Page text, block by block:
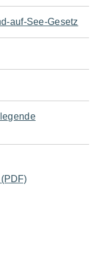
auf-See-Gesetz